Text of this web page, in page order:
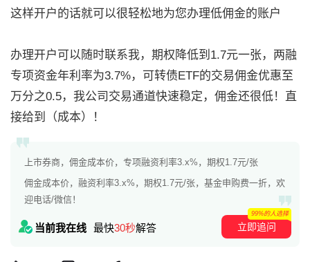
这样开户的话就可以很轻松地为您办理低佣金的账户
办理开户可以随时联系我，期权降低到1.7元一张，两融
专项资金年利率为3.7%，可转债ETF的交易佣金优惠至
万分之0.5，我公司交易通道快速稳定，佣金还很低！直
接给到（成本）！
上市券商，佣金成本价，专项融资利率3.x%，期权1.7元/张
佣金成本价，融资利率3.x%，期权1.7元/张，基金申购费一折，欢
迎电话/微信！
当前我在线 最快30秒解答 立即追问
99%的人选择